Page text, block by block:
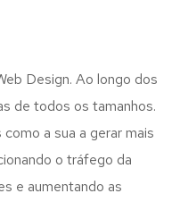
Design. Ao longo dos
de todos os tamanhos.
a sua a gerar mais
o tráfego da
e aumentando as